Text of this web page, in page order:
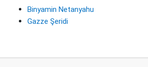
Binyamin Netanyahu
Gazze Şeridi